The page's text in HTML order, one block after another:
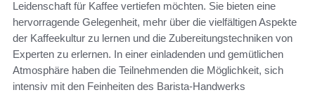
Leidenschaft für Kaffee vertiefen möchten. Sie bieten eine
hervorragende Gelegenheit, mehr über die vielfältigen Aspekte
der Kaffeekultur zu lernen und die Zubereitungstechniken von
Experten zu erlernen. In einer einladenden und gemütlichen
Atmosphäre haben die Teilnehmenden die Möglichkeit, sich
intensiv mit den Feinheiten des Barista-Handwerks